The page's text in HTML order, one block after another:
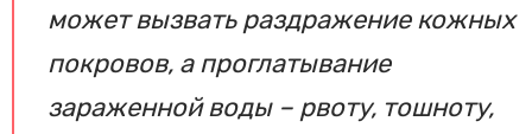
может вызвать раздражение кожных
покровов, а проглатывание
зараженной воды – рвоту, тошноту,